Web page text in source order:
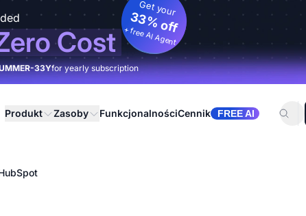
Cost
Get your
33% off
+ free AI Agent
33Yfor yearly subscription
Produkt Zasoby FunkcjonalnościCennik FREE AI